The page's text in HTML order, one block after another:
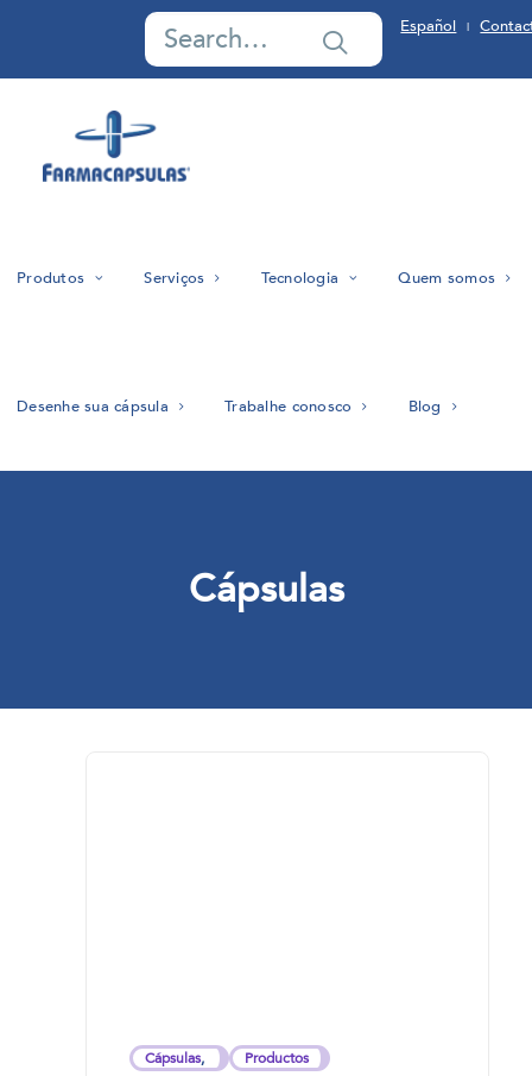
Español |
Produtos Serviços Tecnologia Quem somos
Desenhe sua cápsula Trabalhe conosco Blog
Cápsulas
Cápsulas, Productos